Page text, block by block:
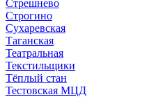
Стрешнево
Строгино
Сухаревская
Таганская
Театральная
Текстильщики
Тёплый стан
Тестовская МЦД